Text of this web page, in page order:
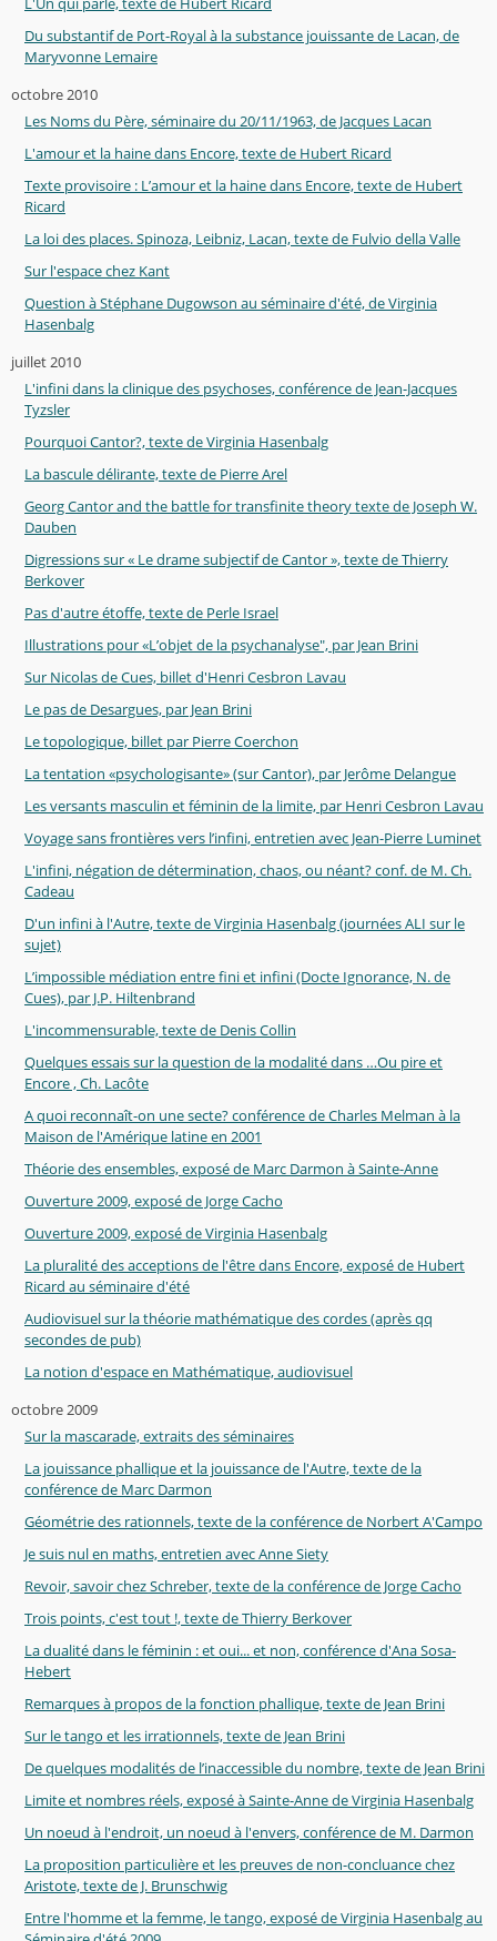
Du substantif de Port-Royal à la substance jouissante de Lacan, de
Maryvonne Lemaire
octobre 2010
Les Noms du Père, séminaire du 20/11/1963, de Jacques Lacan
L'amour et la haine dans Encore, texte de Hubert Ricard
Texte provisoire : L’amour et la haine dans Encore, texte de Hubert
Ricard
La loi des places. Spinoza, Leibniz, Lacan, texte de Fulvio della Valle
Sur l'espace chez Kant
Question à Stéphane Dugowson au séminaire d'été, de Virginia
Hasenbalg
juillet 2010
L'infini dans la clinique des psychoses, conférence de Jean-Jacques
Tyzsler
Pourquoi Cantor?, texte de Virginia Hasenbalg
La bascule délirante, texte de Pierre Arel
Georg Cantor and the battle for transfinite theory texte de Joseph W.
Dauben
Digressions sur « Le drame subjectif de Cantor », texte de Thierry
Berkover
Pas d'autre étoffe, texte de Perle Israel
Illustrations pour «L’objet de la psychanalyse", par Jean Brini
Sur Nicolas de Cues, billet d'Henri Cesbron Lavau
Le pas de Desargues, par Jean Brini
Le topologique, billet par Pierre Coerchon
La tentation «psychologisante» (sur Cantor), par Jerôme Delangue
Les versants masculin et féminin de la limite, par Henri Cesbron Lavau
Voyage sans frontières vers l’infini, entretien avec Jean-Pierre Luminet
L'infini, négation de détermination, chaos, ou néant? conf. de M. Ch.
Cadeau
D'un infini à l'Autre, texte de Virginia Hasenbalg (journées ALI sur le
sujet)
L’impossible médiation entre fini et infini (Docte Ignorance, N. de
Cues), par J.P. Hiltenbrand
L'incommensurable, texte de Denis Collin
Quelques essais sur la question de la modalité dans …Ou pire et
Encore , Ch. Lacôte
A quoi reconnaît-on une secte? conférence de Charles Melman à la
Maison de l'Amérique latine en 2001
Théorie des ensembles, exposé de Marc Darmon à Sainte-Anne
Ouverture 2009, exposé de Jorge Cacho
Ouverture 2009, exposé de Virginia Hasenbalg
La pluralité des acceptions de l'être dans Encore, exposé de Hubert
Ricard au séminaire d'été
Audiovisuel sur la théorie mathématique des cordes (après qq
secondes de pub)
La notion d'espace en Mathématique, audiovisuel
octobre 2009
Sur la mascarade, extraits des séminaires
La jouissance phallique et la jouissance de l'Autre, texte de la
conférence de Marc Darmon
Géométrie des rationnels, texte de la conférence de Norbert A'Campo
Je suis nul en maths, entretien avec Anne Siety
Revoir, savoir chez Schreber, texte de la conférence de Jorge Cacho
Trois points, c'est tout !, texte de Thierry Berkover
La dualité dans le féminin : et oui... et non, conférence d'Ana Sosa-
Hebert
Remarques à propos de la fonction phallique, texte de Jean Brini
Sur le tango et les irrationnels, texte de Jean Brini
De quelques modalités de l’inaccessible du nombre, texte de Jean Brini
Limite et nombres réels, exposé à Sainte-Anne de Virginia Hasenbalg
Un noeud à l'endroit, un noeud à l'envers, conférence de M. Darmon
La proposition particulière et les preuves de non-concluance chez
Aristote, texte de J. Brunschwig
Entre l'homme et la femme, le tango, exposé de Virginia Hasenbalg au